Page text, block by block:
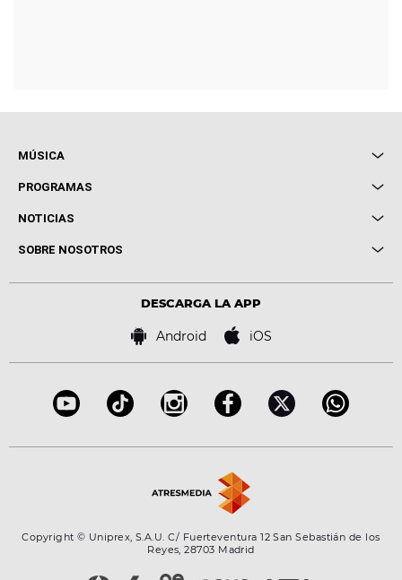
MÚSICA
Local de Ensayo Europa FM
Conciertos
PROGRAMAS
Cuerpos especiales
Locutores Europa FM
NOTICIAS
Cine y Televisión
Virales
SOBRE NOSOTROS
Bases de concursos
DESCARGA LA APP
Android iOS
Copyright © Uniprex, S.A.U. C/ Fuerteventura 12 San Sebastián de los
Reyes, 28703 Madrid